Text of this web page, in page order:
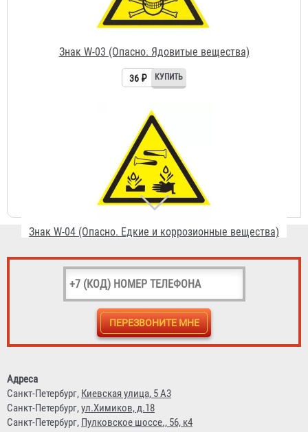
36 ₽
Знак W-04 (Опасно. Едкие и коррозионные вещества)
36 ₽
36 ₽
Адреса
Санкт-Петербург, Киевская улица, 5 А3
Санкт-Петербург,ул.Химиков, д.18
Санкт-Петербург, Пулковское шоссе., 56, к4